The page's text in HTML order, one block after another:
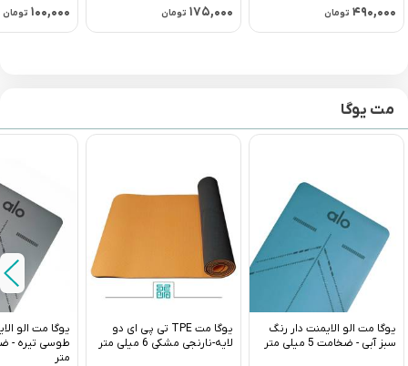
۴۹۰,۰۰۰ تومان ۱۷۵,۰۰۰ تومان ۱۰۰,۰۰۰ تومان
مت یوگا
یوگا مت الو الایمنت دار رنگ
سبز آبی - ضخامت 5 میلی متر
یوگا مت TPE تی پی ای دو
لایه-نارنجی مشکی 6 میلی متر
یوگا مت الو
متر